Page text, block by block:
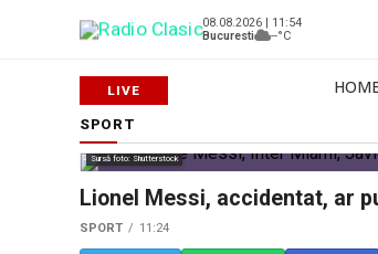
08.08.2026 | 11:54
Bucuresti
--°C
SPORT
Sursă foto: Shutterstock
Lionel Messi, accidentat, ar
SPORT 11:24